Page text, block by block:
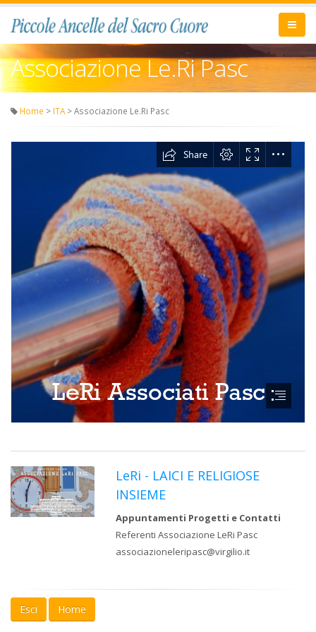
Associazione Le.Ri Pasc
Home > ITA > Associazione Le.Ri Pasc
LeRi - LAICI E RELIGIOSE
INSIEME
Appuntamenti Progetti e Contatti
Referenti Associazione LeRi Pasc
associazioneleripasc@virgilio.it
Esci Home